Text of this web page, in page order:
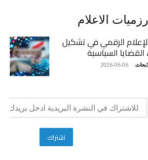
الاعلام
الرقمي في تشكيل
القضايا السياسية
-
2026-06-06